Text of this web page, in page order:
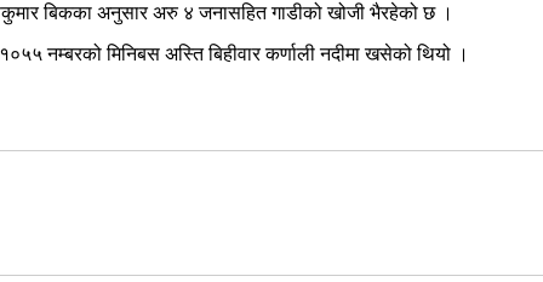
बिकका अनुसार अरु ४ जनासहित गाडीको खोजी भैरहेको छ ।
मिनिबस अस्ति बिहीवार कर्णाली नदीमा खसेको थियो ।